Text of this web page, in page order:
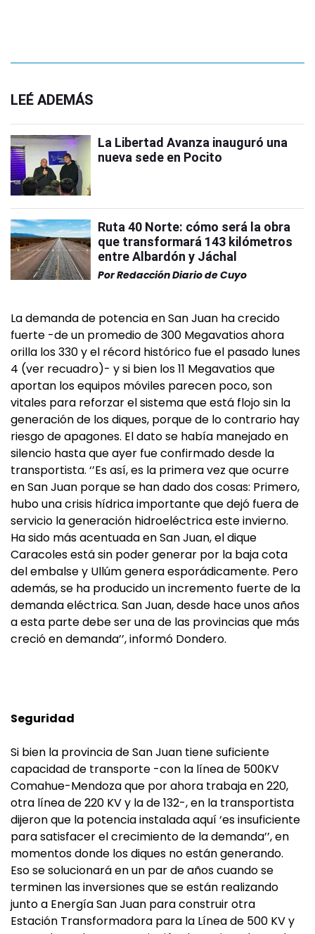
LEÉ ADEMÁS
La Libertad Avanza inauguró una
nueva sede en Pocito
Ruta 40 Norte: cómo será la obra
que transformará 143 kilómetros
entre Albardón y Jáchal
PorRedacción Diario de Cuyo
La demanda de potencia en San Juan ha crecido
fuerte -de un promedio de 300 Megavatios ahora
orilla los 330 y el récord histórico fue el pasado lunes
4 (ver recuadro)- y si bien los 11 Megavatios que
aportan los equipos móviles parecen poco, son
vitales para reforzar el sistema que está flojo sin la
generación de los diques, porque de lo contrario hay
riesgo de apagones. El dato se había manejado en
silencio hasta que ayer fue confirmado desde la
transportista. ‘’Es así, es la primera vez que ocurre
en San Juan porque se han dado dos cosas: Primero,
hubo una crisis hídrica importante que dejó fuera de
servicio la generación hidroeléctrica este invierno.
Ha sido más acentuada en San Juan, el dique
Caracoles está sin poder generar por la baja cota
del embalse y Ullúm genera esporádicamente. Pero
además, se ha producido un incremento fuerte de la
demanda eléctrica. San Juan, desde hace unos años
a esta parte debe ser una de las provincias que más
creció en demanda’’, informó Dondero.
Seguridad
Si bien la provincia de San Juan tiene suficiente
capacidad de transporte -con la línea de 500KV
Comahue-Mendoza que por ahora trabaja en 220,
otra línea de 220 KV y la de 132-, en la transportista
dijeron que la potencia instalada aquí ‘es insuficiente
para satisfacer el crecimiento de la demanda’’, en
momentos donde los diques no están generando.
Eso se solucionará en un par de años cuando se
terminen las inversiones que se están realizando
junto a Energía San Juan para construir otra
Estación Transformadora para la Línea de 500 KV y